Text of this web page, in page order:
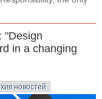
"Design
in a changing
новостей